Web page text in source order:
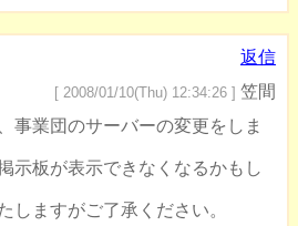
返信
[ 2008/01/10(Thu) 12:34:26 ] 笠間
事業団のサーバーの変更をしま
示板が表示できなくなるかもし
しますがご了承ください。